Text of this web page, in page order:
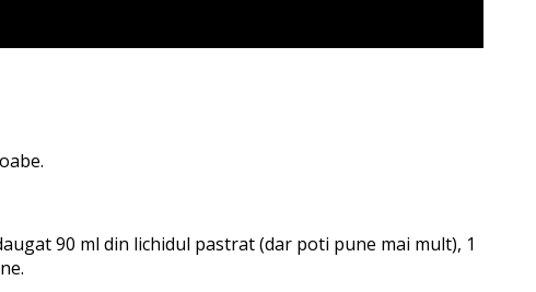
90 ml din lichidul pastrat (dar poti pune mai mult), 1